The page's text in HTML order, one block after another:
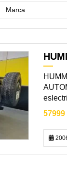
Marca
57999